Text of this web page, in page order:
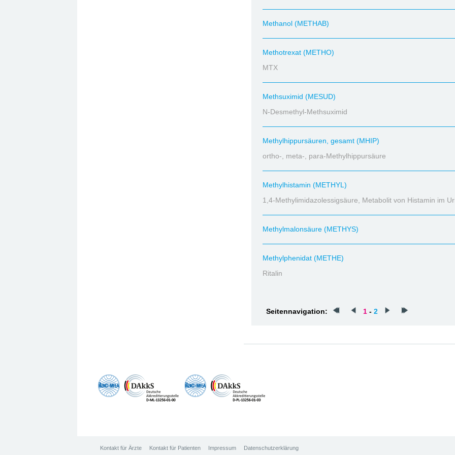
Methanol (METHAB)
Methotrexat (METHO)
MTX
Methsuximid (MESUD)
N-Desmethyl-Methsuximid
Methylhippursäuren, gesamt (MHIP)
ortho-, meta-, para-Methylhippursäure
Methylhistamin (METHYL)
1,4-Methylimidazolessigsäure, Metabolit von Histamin im
Methylmalonsäure (METHYS)
Methylphenidat (METHE)
Ritalin
Seitennavigation: 1 - 2
Kontakt für Ärzte Kontakt für Patienten Impressum Datenschutzerklärung